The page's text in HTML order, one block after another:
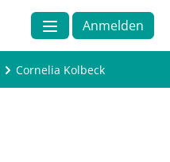
Anmelden
Cornelia Kolbeck